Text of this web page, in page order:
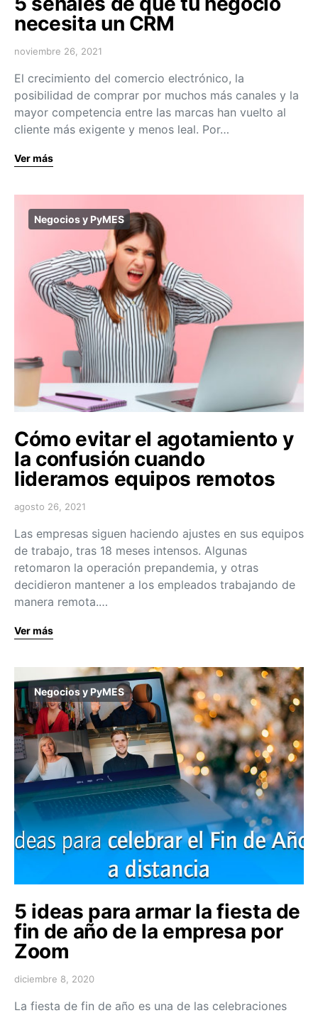
necesita un CRM
noviembre 26, 2021
El crecimiento del comercio electrónico, la
posibilidad de comprar por muchos más canales y la
mayor competencia entre las marcas han vuelto al
cliente más exigente y menos leal. Por…
Ver más
Negocios y PyMES
Cómo evitar el agotamiento y
la confusión cuando
lideramos equipos remotos
agosto 26, 2021
Las empresas siguen haciendo ajustes en sus equipos
de trabajo, tras 18 meses intensos. Algunas
retomaron la operación prepandemia, y otras
decidieron mantener a los empleados trabajando de
manera remota.…
Ver más
Negocios y PyMES
5 ideas para armar la fiesta de
fin de año de la empresa por
Zoom
diciembre 8, 2020
La fiesta de fin de año es una de las celebraciones